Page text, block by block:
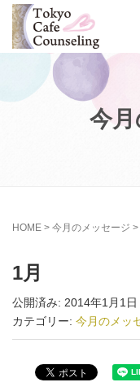
今
HOME > 今月のメッセージ >
1月
公開済み: 2014年1月1日
カテゴリー: 今月のメッ